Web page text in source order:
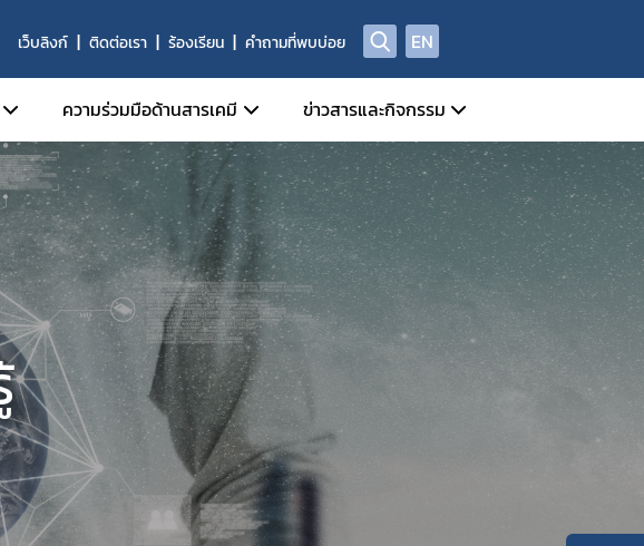
เว็บลิงก์ ติดต่อเรา ร้องเรียน คำถามที่พบบ่อย EN
วิจัย
ระเมินผลแผนจัดการสารเคมี
ฒนากฎหมายด้านสารเคมี
ชาการระดับชาติ
ระชุมครั้งที่ 1 (19-20 ก.ค.60)
วปฏิบัติ แผ่นพับ
บัติ
บ
ลความปลอดภัยการใช้สารเคมี
ความร่วมมือด้านสารเคมี
ความร่วมมือกับหน่วยงานในประเทศ
ความร่วมมือกับองค์กรระหว่างประเทศ
ข่าวสารและกิจกรรม
ข่าวสารประชาสัมพันธ์
ปฏิทินกิจกรรม